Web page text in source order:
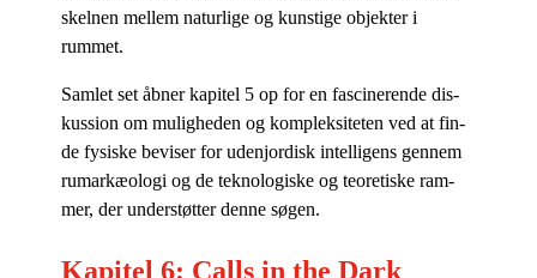
skel­nen mel­lem na­tur­li­ge og kun­sti­ge ob­jek­ter i
rummet.
Sam­let set åb­ner ka­pi­tel 5 op for en fa­sci­ne­ren­de dis­
kus­sion om mu­lig­he­den og kom­plek­si­te­ten ved at fin­
de fy­si­ske be­vi­ser for udenjor­disk in­tel­li­gens gen­nem
ru­mar­kæ­o­lo­gi og de tek­no­lo­gi­ske og te­o­re­ti­ske ram­
mer, der un­der­støt­ter den­ne søgen.
Kapitel 6: Calls in the Dark